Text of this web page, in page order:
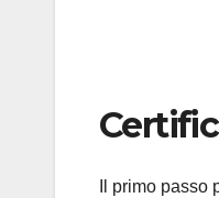
Il primo